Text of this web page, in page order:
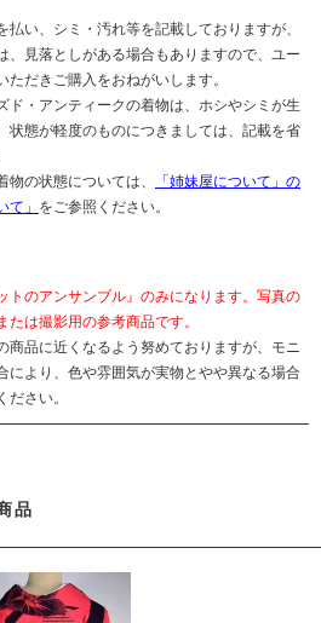
い、シミ・汚れ等を記載しておりますが、
、見落としがある場合もありますので、ユー
だきご購入をおねがいします。
ド・アンティークの着物は、ホシやシミが生
状態が軽度のものにつきましては、記載を省
の状態については、
「姉妹屋について」の
」 をご参照ください。
トのアンサンブル』のみになります。写真の
は撮影用の参考商品です。
商品に近くなるよう努めておりますが、モニ
により、色や雰囲気が実物とやや異なる場合
さい。
品